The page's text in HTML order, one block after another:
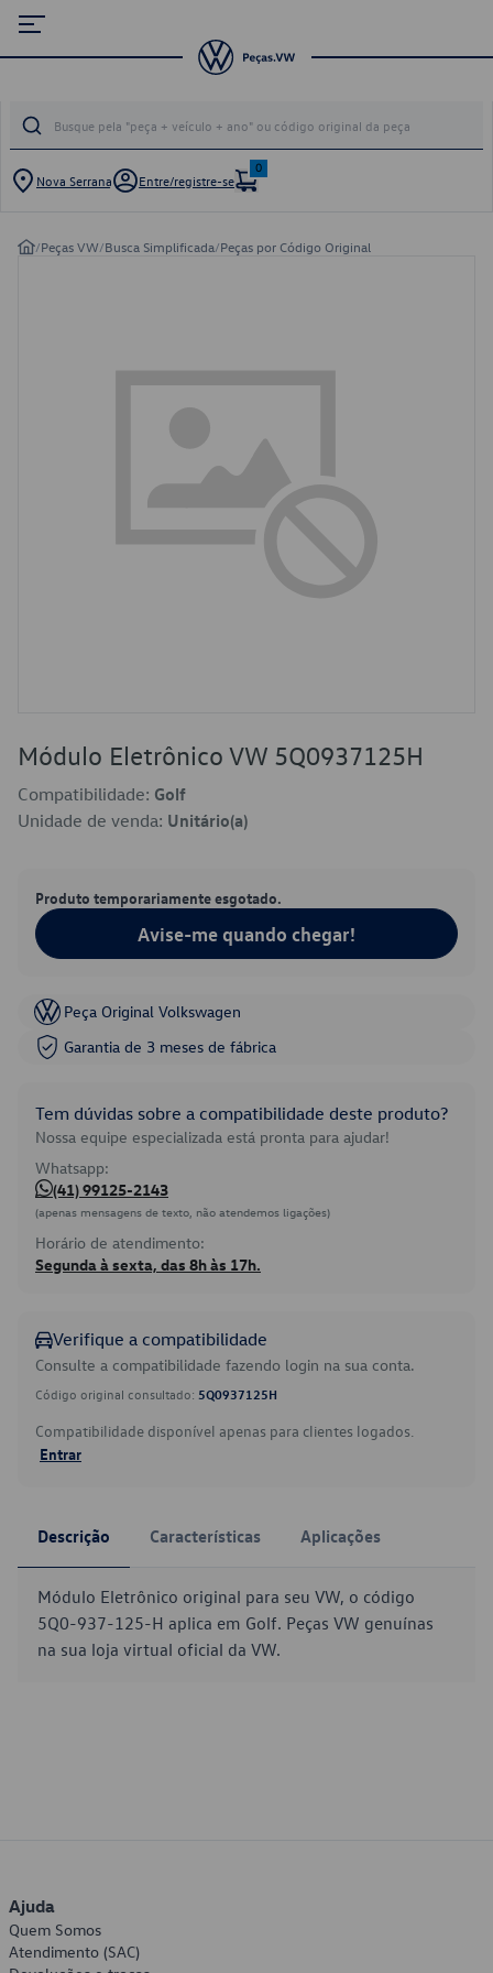
Nova Serrana Entre/registre-se
0
/Peças VW/Busca Simplificada/Peças por Código Original
Módulo Eletrônico VW 5Q0937125H
Compatibilidade: Golf
Unidade de venda: Unitário(a)
Produto temporariamente esgotado.
Avise-me quando chegar!
Peça Original Volkswagen
Garantia de 3 meses de fábrica
Tem dúvidas sobre a compatibilidade deste produto?
Nossa equipe especializada está pronta para ajudar!
Whatsapp:
(41) 99125-2143
(apenas mensagens de texto, não atendemos ligações)
Horário de atendimento:
Segunda à sexta, das 8h às 17h.
Verifique a compatibilidade
Consulte a compatibilidade fazendo login na sua conta.
Código original consultado: 5Q0937125H
Compatibilidade disponível apenas para clientes logados.
Entrar
Descrição Características Aplicações
Módulo Eletrônico original para seu VW, o código
5Q0-937-125-H aplica em Golf. Peças VW genuínas
na sua loja virtual oficial da VW.
Ajuda
Quem Somos
Atendimento (SAC)